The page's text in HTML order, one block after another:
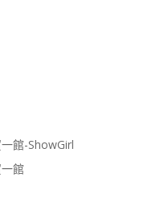
館-ShowGirl
館